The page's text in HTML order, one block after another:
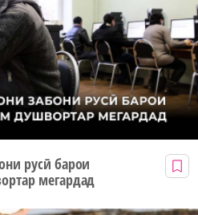
русӣ барои
мегардад